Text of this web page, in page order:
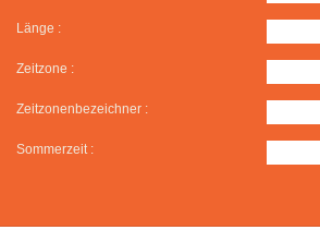
Länge :
Zeitzone :
Zeitzonenbezeichner :
Sommerzeit :